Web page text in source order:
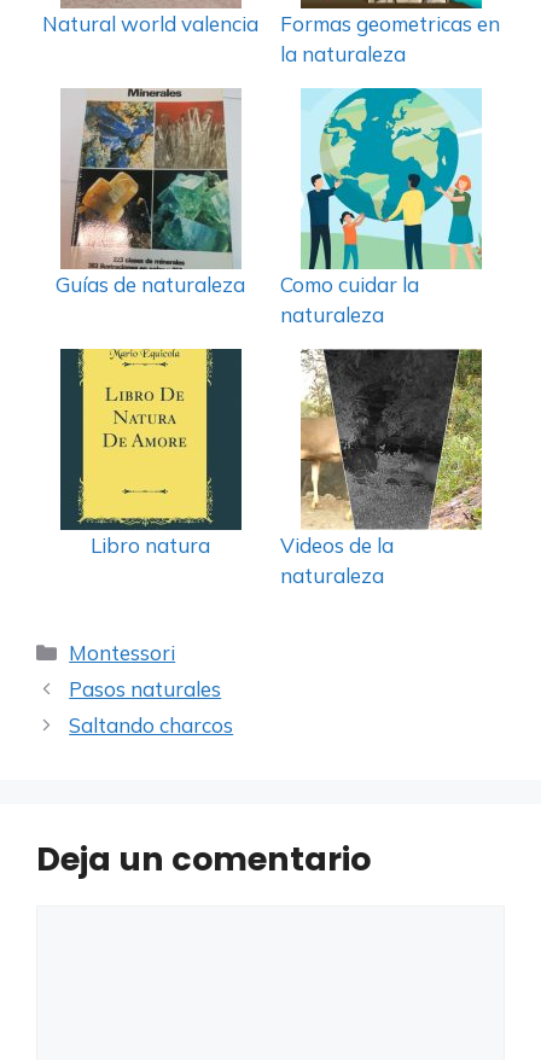
Natural world valencia
Formas geometricas en
la naturaleza
Guías de naturaleza
Como cuidar la
naturaleza
Libro natura
Videos de la
naturaleza
Categorías
Montessori
Pasos naturales
Saltando charcos
Deja un comentario